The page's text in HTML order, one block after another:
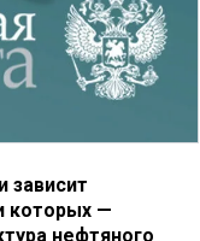
зависит
которых —
нефтяного